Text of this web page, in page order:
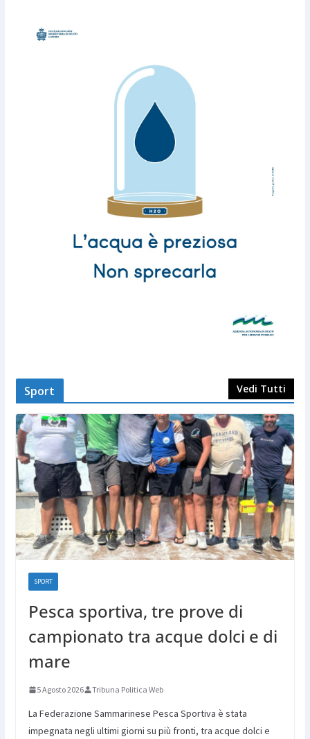
Sport Vedi Tutti
SPORT
Pesca sportiva, tre prove di
campionato tra acque dolci e di
mare
5 Agosto 2026 Tribuna Politica Web
La Federazione Sammarinese Pesca Sportiva è stata
impegnata negli ultimi giorni su più fronti, tra acque dolci e